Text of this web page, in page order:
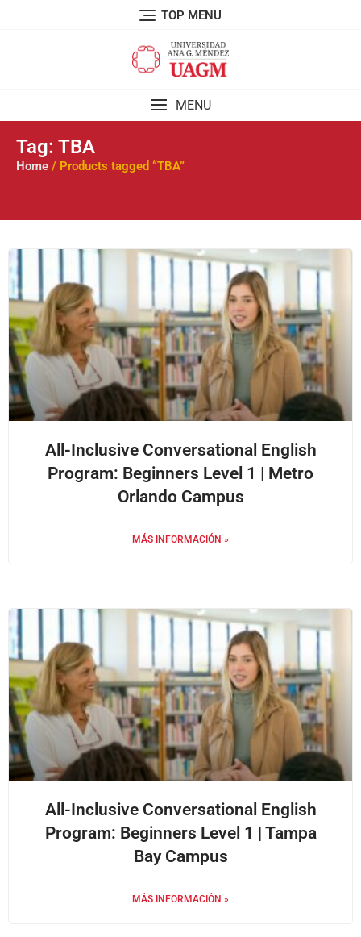
TOP MENU
MENU
Tag: TBA
Home / Products tagged “TBA”
All-Inclusive Conversational English
Program: Beginners Level 1 | Metro
Orlando Campus
MÁS INFORMACIÓN »
All-Inclusive Conversational English
Program: Beginners Level 1 | Tampa
Bay Campus
MÁS INFORMACIÓN »